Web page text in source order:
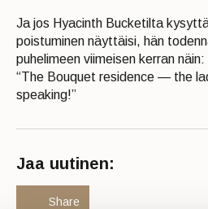
Ja jos Hyacinth Bucketilta
poistuminen näyttäisi, hän
puhelimeen viimeisen kerran näin:
“The Bouquet residence — the
speaking!”
Jaa uutinen:
Share